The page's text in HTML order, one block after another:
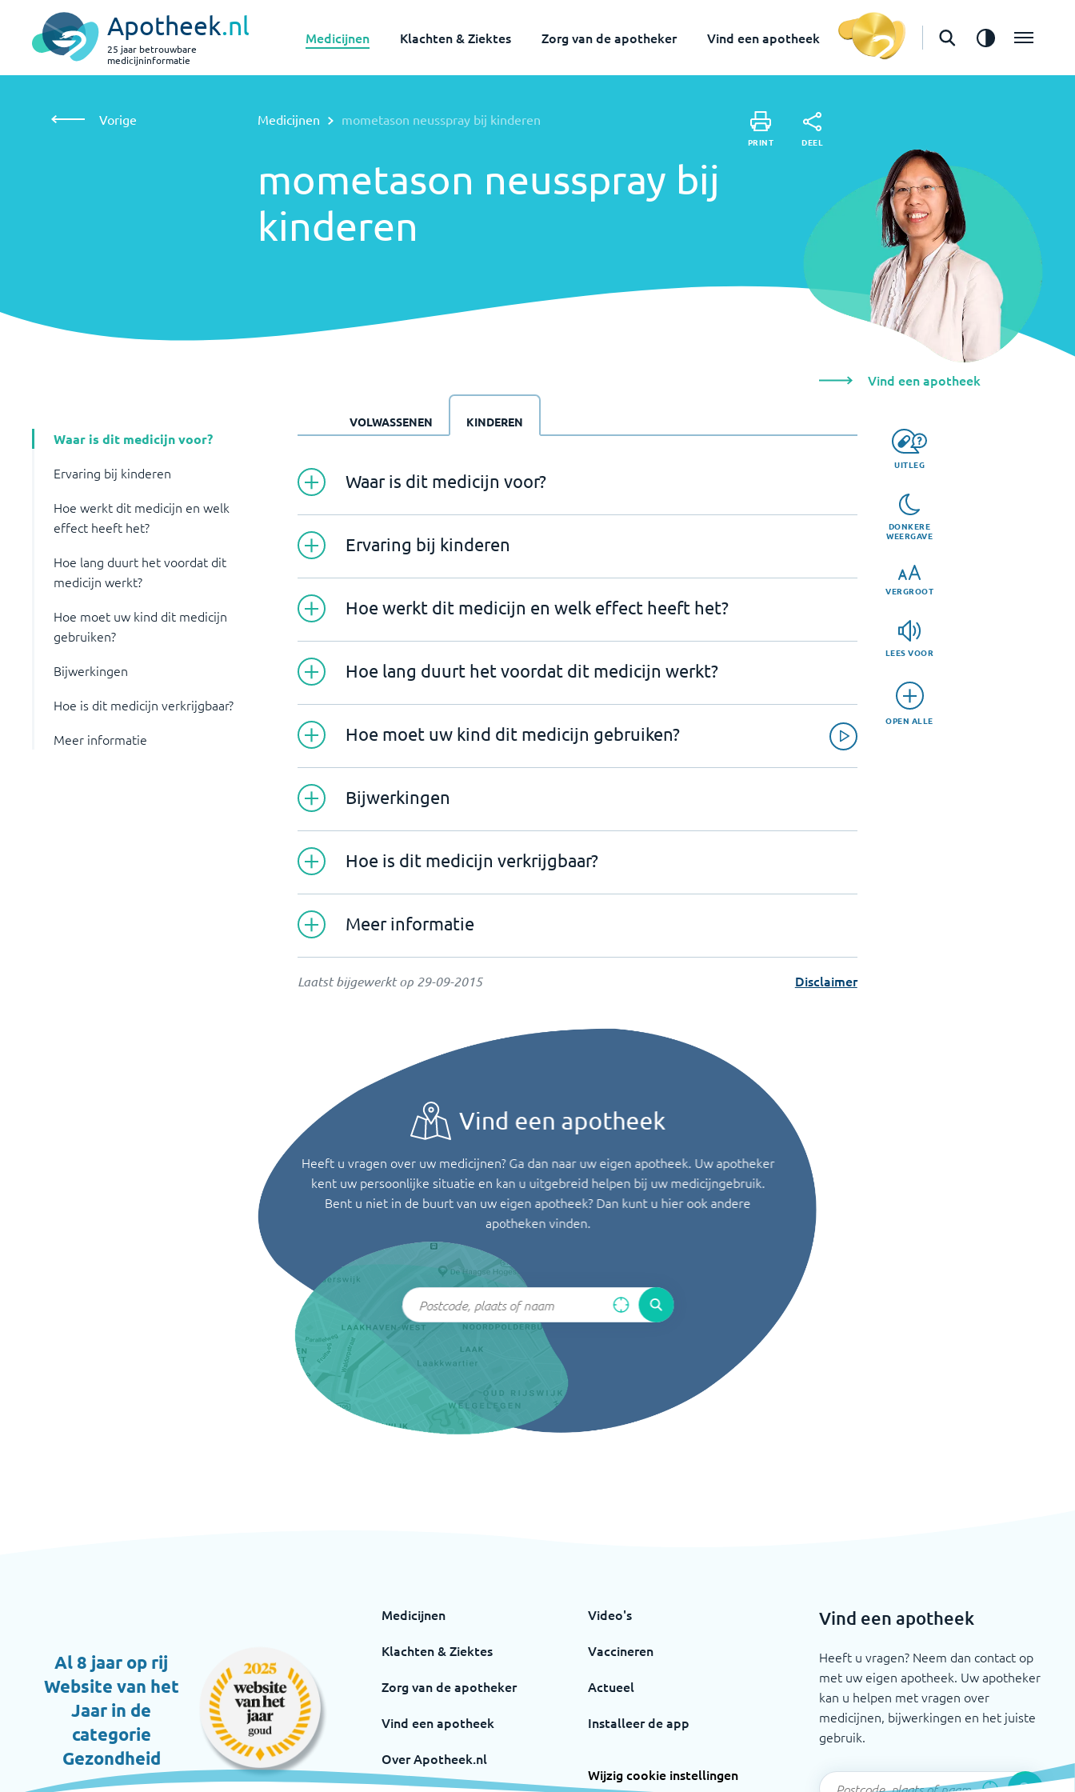
Apotheek.nl
25 jaar betrouwbare
medicijninformatie
Medicijnen Klachten & Ziektes Zorg van de apotheker Vind een apotheek
Volwassenen
Vind een apotheek
Vorige Medicijnen mometason neusspray bij kinderen
mometason neusspray bij
kinderen
PRINT DEEL
Vind een apotheek
Waar is dit medicijn voor?
Ervaring bij kinderen
Hoe werkt dit medicijn en welk
effect heeft het?
Hoe lang duurt het voordat dit
medicijn werkt?
Hoe moet uw kind dit medicijn
gebruiken?
Bijwerkingen
Hoe is dit medicijn verkrijgbaar?
Meer informatie
UITLEG
DONKERE
WEERGAVE
VERGROOT
LEES VOOR
OPEN ALLE
VOLWASSENEN KINDEREN
Waar is dit medicijn voor?
Ervaring bij kinderen
Hoe werkt dit medicijn en welk effect heeft het?
Hoe lang duurt het voordat dit medicijn werkt?
Hoe moet uw kind dit medicijn gebruiken?
Bijwerkingen
Hoe is dit medicijn verkrijgbaar?
Meer informatie
Laatst bijgewerkt op 29-09-2015 Disclaimer
Vind een apotheek
Heeft u vragen over uw medicijnen? Ga dan naar uw eigen apotheek. Uw apotheker
kent uw persoonlijke situatie en kan u uitgebreid helpen bij uw medicijngebruik.
Bent u niet in de buurt van uw eigen apotheek? Dan kunt u hier ook andere
apotheken vinden.
Al 8 jaar op rij
Website van het
Jaar in de
categorie
Gezondheid
Medicijnen
Klachten & Ziektes
Zorg van de apotheker
Vind een apotheek
Over Apotheek.nl
Video's
Vaccineren
Actueel
Installeer de app
Wijzig cookie instellingen
Vind een apotheek
Heeft u vragen? Neem dan contact op
met uw eigen apotheek. Uw apotheker
kan u helpen met vragen over
medicijnen, bijwerkingen en het juiste
gebruik.